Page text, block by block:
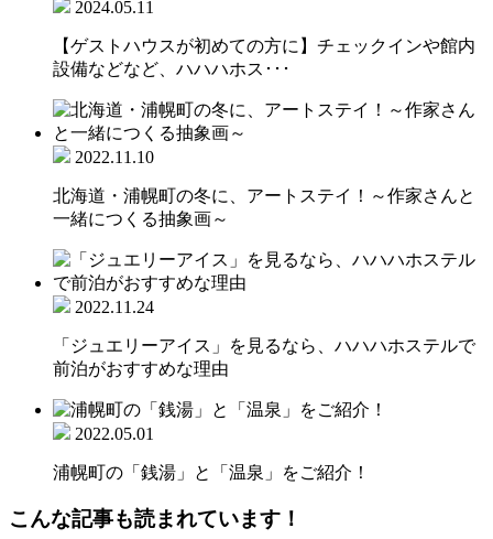
2024.05.11
【ゲストハウスが初めての方に】チェックインや館内
設備などなど、ハハハホス･･･
2022.11.10
北海道・浦幌町の冬に、アートステイ！～作家さんと
一緒につくる抽象画～
2022.11.24
「ジュエリーアイス」を見るなら、ハハハホステルで
前泊がおすすめな理由
2022.05.01
浦幌町の「銭湯」と「温泉」をご紹介！
こんな記事も読まれています！